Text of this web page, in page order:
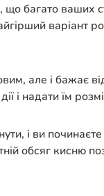
багато ваших
варіант
але і бажає
і надати їм
і ви
обсяг кисню